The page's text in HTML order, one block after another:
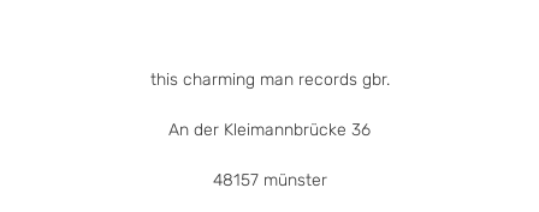
this charming man records gbr.
An der Kleimannbrücke 36
48157 münster